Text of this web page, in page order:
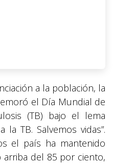
a la población, la
el Día Mundial de
(TB) bajo el lema
TB. Salvemos vidas”.
el país ha mantenido
del 85 por ciento,